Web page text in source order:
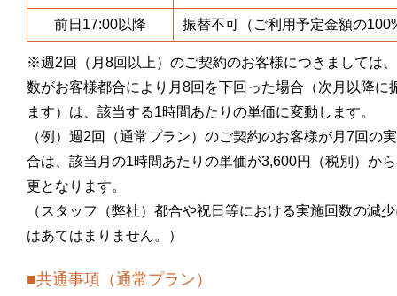
前日17:00以降 振替不可（ご利用予定金額の
※週2回（月8回以上）のご契約のお客様につきましては
数がお客様都合により月8回を下回った場合（次月以降に
ます）は、該当する1時間あたりの単価に変動します。
（例）週2回（通常プラン）のご契約のお客様が月7回の
合は、該当月の1時間あたりの単価が3,600円（税別）か
更となります。
（スタッフ（弊社）都合や祝日等における実施回数の減
はあてはまりません。）
■共通事項（通常プラン）